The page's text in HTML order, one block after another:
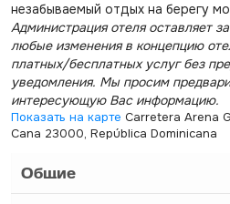
незабываемый отдых на берегу
Администрация отеля оставляет
любые изменения в концепцию
платных/бесплатных услуг без
уведомления. Мы просим
интересующую Вас информацию.
Показать на карте Carretera Arena
Cana 23000, República Dominicana
Общие